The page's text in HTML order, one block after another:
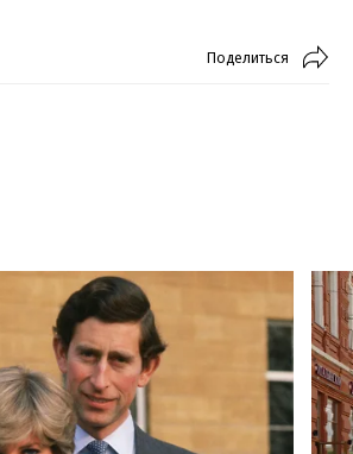
Поделиться